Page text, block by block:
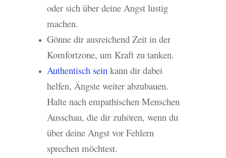
oder sich über deine Angst lustig
machen.
Gönne dir ausreichend Zeit in der
Komfortzone, um Kraft zu tanken.
Authentisch seinkann dir dabei
helfen, Ängste weiter abzubauen.
Halte nach empathischen Menschen
Ausschau, die dir zuhören, wenn du
über deine Angst vor Fehlern
sprechen möchtest.